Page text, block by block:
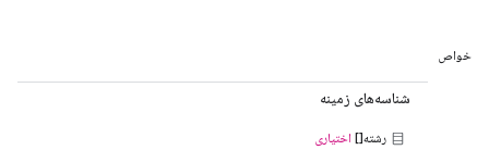
خواص
شناسه‌های زمینه
رشته[] اختیاری